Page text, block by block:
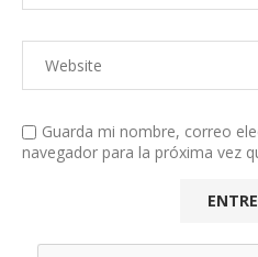
Guarda mi nombre, correo
navegador para la próxima vez